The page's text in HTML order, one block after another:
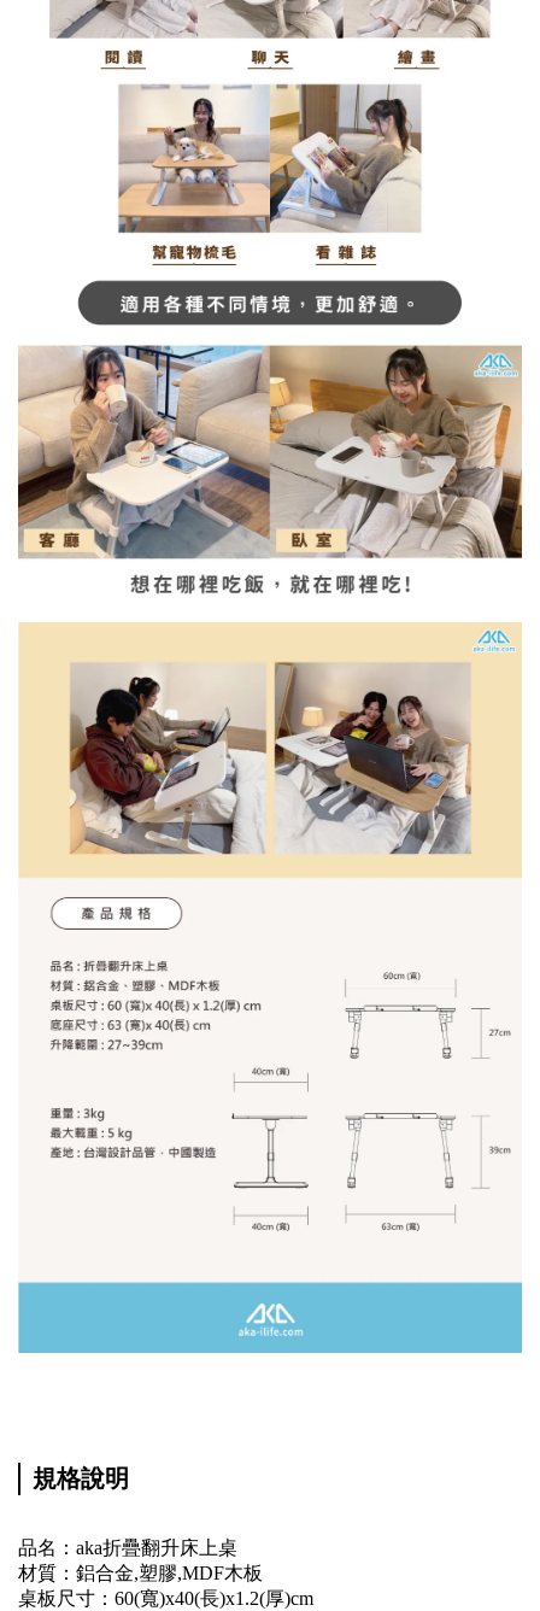
規格說明
品名：aka折疊翻升床上桌
材質：鋁合金,塑膠,MDF木板
桌板尺寸：60(寬)x40(長)x1.2(厚)cm